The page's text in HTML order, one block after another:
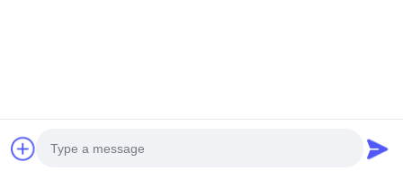
사생활 보호 정책